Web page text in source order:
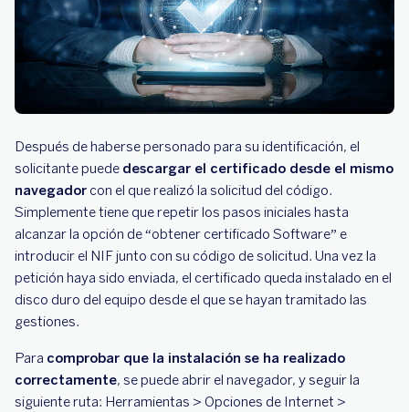
Después de haberse personado para su identificación, el
solicitante puede descargar el certificado desde el mismo
navegador con el que realizó la solicitud del código.
Simplemente tiene que repetir los pasos iniciales hasta
alcanzar la opción de “obtener certificado Software” e
introducir el NIF junto con su código de solicitud. Una vez la
petición haya sido enviada, el certificado queda instalado en el
disco duro del equipo desde el que se hayan tramitado las
gestiones.
Para comprobar que la instalación se ha realizado
correctamente, se puede abrir el navegador, y seguir la
siguiente ruta: Herramientas > Opciones de Internet >